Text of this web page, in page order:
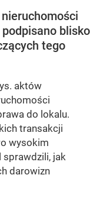
blisko
tego
aktów
do lokalu.
transakcji
wysokim
jak
darowizn